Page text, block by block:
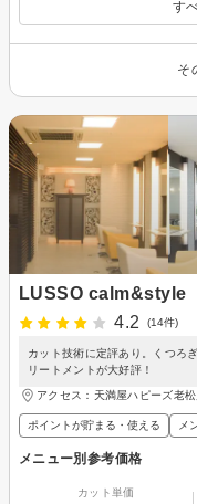
す
そ
LUSSO calm&style
4.2
(14件)
カット技術に定評あり。くつろ
リートメントが大好評！
アクセス：天満屋ハピーズ老
ポイントが貯まる・使える メ
メニュー別参考価格
カット単価